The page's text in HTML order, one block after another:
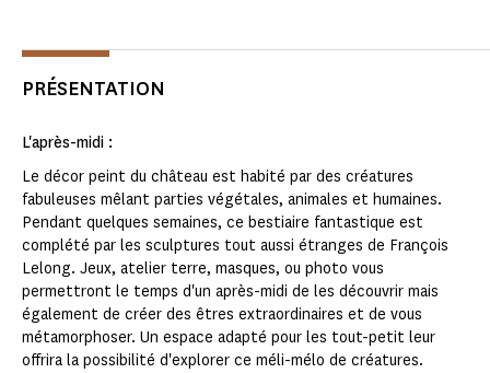
PRÉSENTATION
L'après-midi :
Le décor peint du château est habité par des créatures
fabuleuses mêlant parties végétales, animales et humaines.
Pendant quelques semaines, ce bestiaire fantastique est
complété par les sculptures tout aussi étranges de François
Lelong. Jeux, atelier terre, masques, ou photo vous
permettront le temps d'un après-midi de les découvrir mais
également de créer des êtres extraordinaires et de vous
métamorphoser. Un espace adapté pour les tout-petit leur
offrira la possibilité d'explorer ce méli-mélo de créatures.